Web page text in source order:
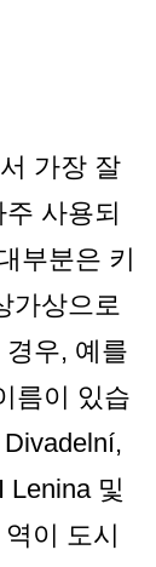
가장 잘
사용되
부분은 키
가상으로
우, 예를
름이 있습
Lenina 및
이 도시